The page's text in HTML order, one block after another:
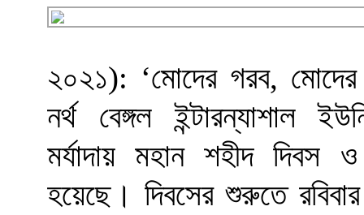
২০২১): ‘মোদের গরব, মোদের
নর্থ বেঙ্গল ইন্টারন্যাশাল
মর্যাদায় মহান শহীদ দিবস
হয়েছে। দিবসের শুরুতে